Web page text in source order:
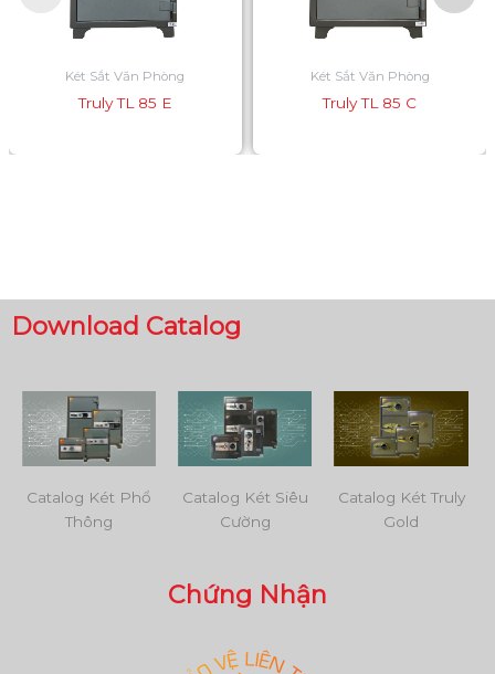
Két Sắt Văn Phòng
Truly TL 85 E
Két Sắt Văn Phòng
Truly TL 85 C
Download Catalog
Catalog Két Phổ
Thông
Catalog Két Siêu
Cường
Catalog Két Truly
Gold
Chứng Nhận